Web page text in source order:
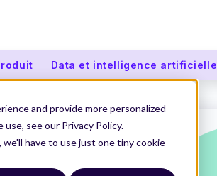
and provide more personalized
see our Privacy Policy.
have to use just one tiny cookie
Data et intelligence artificielle